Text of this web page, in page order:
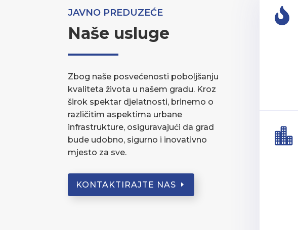
JAVNO PREDUZEĆE
Naše usluge
Zbog naše posvećenosti poboljšanju
kvaliteta života u našem gradu. Kroz
širok spektar djelatnosti, brinemo o
različitim aspektima urbane
infrastrukture, osiguravajući da grad
bude udobno, sigurno i inovativno
mjesto za sve.
KONTAKTIRAJTE NAS

